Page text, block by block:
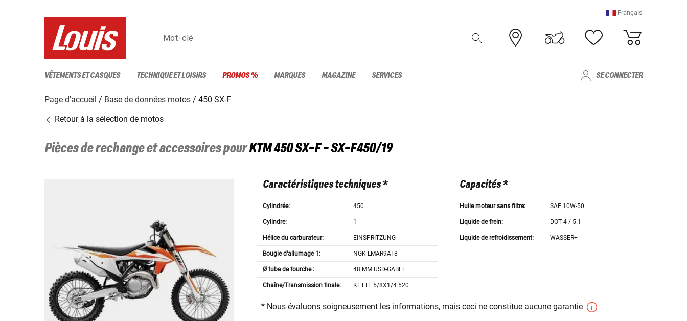
Français
Mot-clé
VÊTEMENTS ET CASQUES TECHNIQUE ET LOISIRS PROMOS % MARQUES MAGAZINE SERVICES SE CONNECTER
Page d'accueil Base de données motos
450 SX-F
Retour à la sélection de motos
Pièces de rechange et accessoires pourKTM450 SX-F - SX-F450/19
Caractéristiques techniques *
Cylindrée: 450
Cylindre: 1
Hélice du carburateur: EINSPRITZUNG
Bougie d'allumage 1: NGK LMAR9AI-8
Ø tube de fourche : 48 MM USD-GABEL
Chaîne/Transmission finale: KETTE 5/8X1/4 520
Capacités *
Huile moteur sans filtre: SAE 10W-50
Liquide de frein: DOT 4 / 5.1
Liquide de refroidissement: WASSER+
* Nous évaluons soigneusement les informations, mais ceci ne constitue aucune garantie